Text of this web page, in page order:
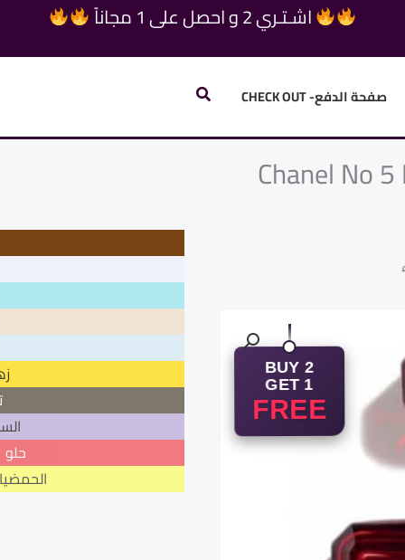
اشـتـري 2 و احصل على 1 مجاناً
صفحة الدفع- CHECK OUT البحث
Chanel No
BUY 2
GET 1
FREE
حلو